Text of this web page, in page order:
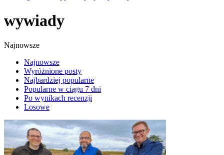
wywiady
Najnowsze
Najnowsze
Wyróżnione posty
Najbardziej popularne
Popularne w ciągu 7 dni
Po wynikach recenzji
Losowe